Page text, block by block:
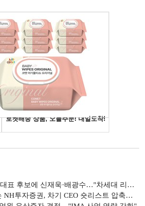
후보에 신재욱·배광수…"차세대 리더십 배치"
자증권, 차기 CEO 숏리스트 압축…현 대표 제외